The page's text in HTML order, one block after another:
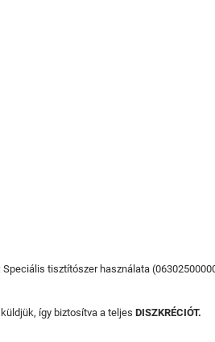
tisztítószer használata
így biztosítva a teljes DISZKRÉCIÓT.